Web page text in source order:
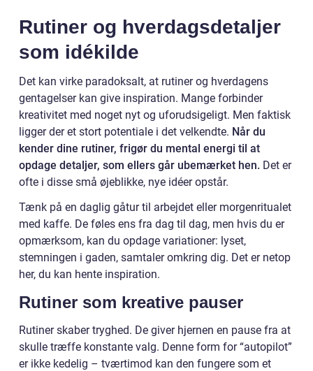
Rutiner og hverdagsdetaljer
som idékilde
Det kan virke paradoksalt, at rutiner og hverdagens
gentagelser kan give inspiration. Mange forbinder
kreativitet med noget nyt og uforudsigeligt. Men faktisk
ligger der et stort potentiale i det velkendte. Når du
kender dine rutiner, frigør du mental energi til at
opdage detaljer, som ellers går ubemærket hen. Det er
ofte i disse små øjeblikke, nye idéer opstår.
Tænk på en daglig gåtur til arbejdet eller morgenritualet
med kaffe. De føles ens fra dag til dag, men hvis du er
opmærksom, kan du opdage variationer: lyset,
stemningen i gaden, samtaler omkring dig. Det er netop
her, du kan hente inspiration.
Rutiner som kreative pauser
Rutiner skaber tryghed. De giver hjernen en pause fra at
skulle træffe konstante valg. Denne form for “autopilot”
er ikke kedelig – tværtimod kan den fungere som et